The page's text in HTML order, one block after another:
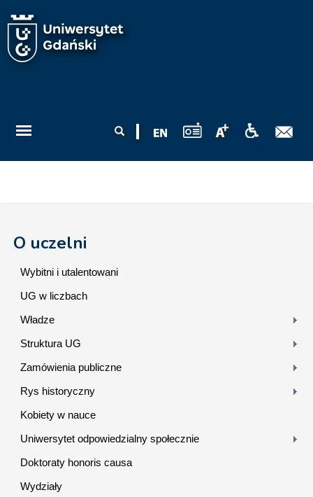
wyszukiwania
O uczelni
Wybitni i utalentowani
UG w liczbach
Władze
Struktura UG
Zamówienia publiczne
Rys historyczny
Kobiety w nauce
Uniwersytet odpowiedzialny społecznie
Doktoraty honoris causa
Wydziały